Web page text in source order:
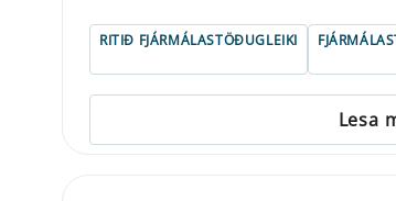
RITIÐ FJÁRMÁLASTÖÐUGLEIKI
Lesa